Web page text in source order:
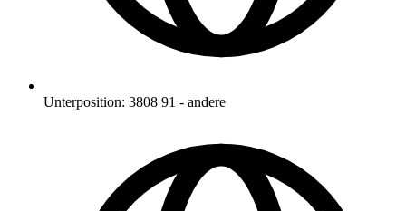
Unterposition: 3808 91 - andere